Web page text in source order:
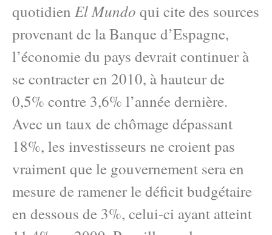
quotidien El Mundo qui cite des sources
provenant de la Banque d’Espagne,
l’économie du pays devrait continuer à
se contracter en 2010, à hauteur de
0,5% contre 3,6% l’année dernière.
Avec un taux de chômage dépassant
18%, les investisseurs ne croient pas
vraiment que le gouvernement sera en
mesure de ramener le déficit budgétaire
en dessous de 3%, celui-ci ayant atteint